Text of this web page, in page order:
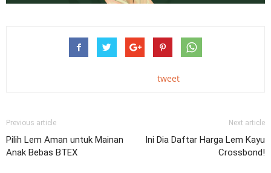
tweet
Previous article
Pilih Lem Aman untuk Mainan
Anak Bebas BTEX
Next article
Ini Dia Daftar Harga Lem Kayu
Crossbond!